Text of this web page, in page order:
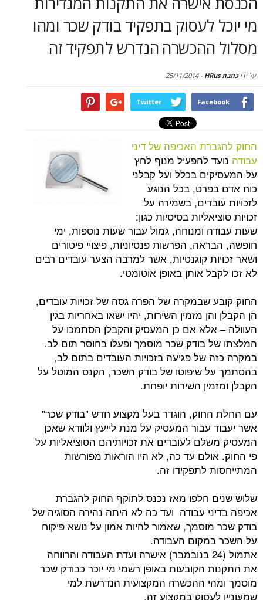
לעסוק בתפקיד בודק שכר ומהו
הנדרש לתפקיד זה
-
25/11/2014
Twitter
האכיפה של דיני
להפעיל מנוף לחץ
בכלל ועל קבלני
בכל הנוגע
בשמירה על
בסיסיות כגון:
ומנוחה, גמול עבור שעות נוספות, ימי
הפרשות פנסיוניות, פיצויי פיטורים
קוגנטיות, אשר למרבה הצער עובדים רבים
אותן באופן אוטומטי.
שבמקרה של הפרה גסה של זכויות עובדים,
מזמין השירות, יהיו ישאו באחריות בגין
אם כן המעסיק והקבלן הסתמכו על
בודק שכר מוסמך ופעלו בחוסר תום לב.
של פגיעה בזכויות העובדים בתום לב,
שיפוטו של בודק השכר, הקנס המוטל על
השירות יופחת.
הוגדר בעל מקצוע חדש "בודק שכר"
עבור המעסיק על מנת לייעץ ולוודא שאכן
לעובדים את זכויותיהם הסוציאליות על
עד כה, לא היו הוראות מפורשות
לתפקידו זה.
חלפו מאז נכנס לתוקף החוק להגברת
עבודה ועד כה לא היתה נהירה הסוגיה של
שאמור להיות אמון על נושא פיקוח
העבודה.
אתמול (24 בנובמבר) אישרה ועדת העבודה והרווחה
הקובעות באופן רשמי מי יוכר כבודק שכר
ההכשרה המקצועית הנדרשת למי
במקצוע זה.